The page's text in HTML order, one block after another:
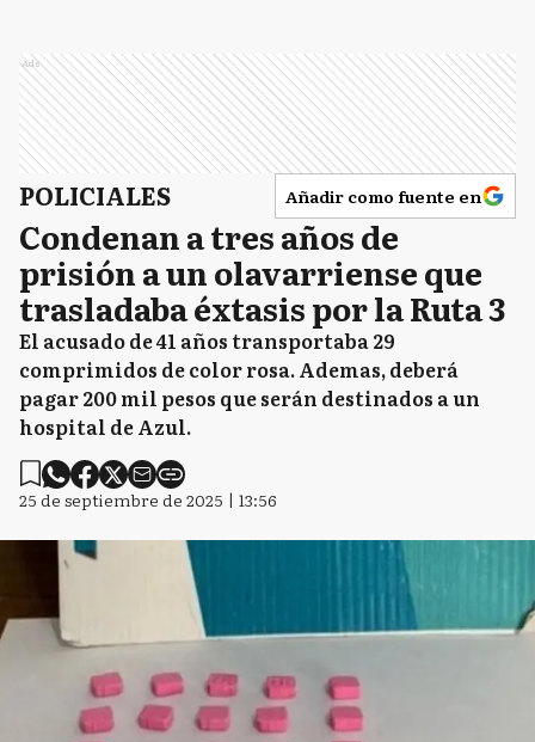
Ads
POLICIALES Añadir como fuente en
Condenan a tres años de
prisión a un olavarriense que
trasladaba éxtasis por la Ruta 3
El acusado de 41 años transportaba 29
comprimidos de color rosa. Ademas, deberá
pagar 200 mil pesos que serán destinados a un
hospital de Azul.
25 de septiembre de 2025 | 13:56